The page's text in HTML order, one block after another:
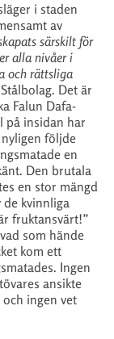
i staden
av
särskilt för
alla nivåer i
och rättsliga
Det är
Falun Dafa-
på insidan har
följde
en
Den brutala
en stor mängd
de kvinnliga
fruktansvärt!”
som hände
kom ett
Ingen
ansikte
ingen vet